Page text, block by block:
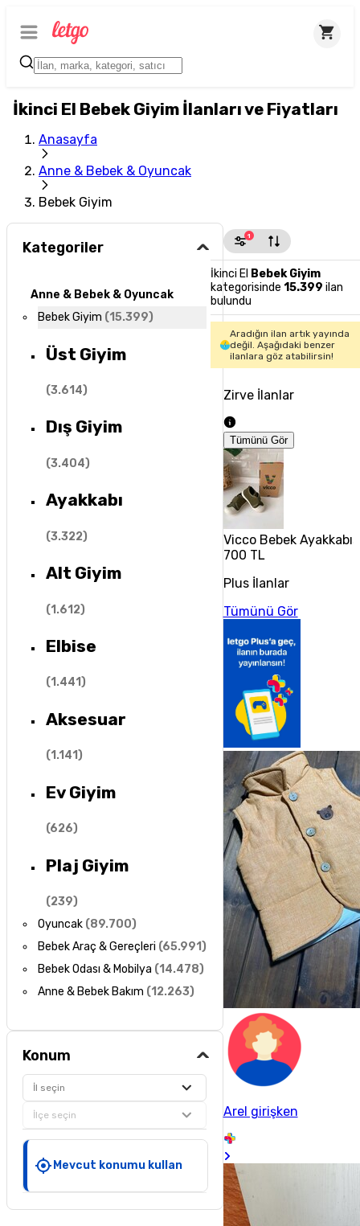
İkinci El Bebek Giyim İlanları ve Fiyatları
Anasayfa
Anne & Bebek & Oyuncak
Bebek Giyim
Kategoriler
Anne & Bebek & Oyuncak
Bebek Giyim (15.399)
Üst Giyim
(3.614)
Dış Giyim
(3.404)
Ayakkabı
(3.322)
Alt Giyim
(1.612)
Elbise
(1.441)
Aksesuar
(1.141)
Ev Giyim
(626)
Plaj Giyim
(239)
Oyuncak (89.700)
Bebek Araç & Gereçleri (65.991)
Bebek Odası & Mobilya (14.478)
Anne & Bebek Bakım (12.263)
Konum
İl seçin
İlçe seçin
Mevcut konumu kullan
1
İkinci El Bebek Giyim
kategorisinde 15.399 ilan
bulundu
Aradığın ilan artık yayında
değil. Aşağıdaki benzer
ilanlara göz atabilirsin!
Zirve İlanlar
Tümünü Gör
Vicco Bebek
700 TL
Plus İlanlar
Tümünü Gör
Arel girişken